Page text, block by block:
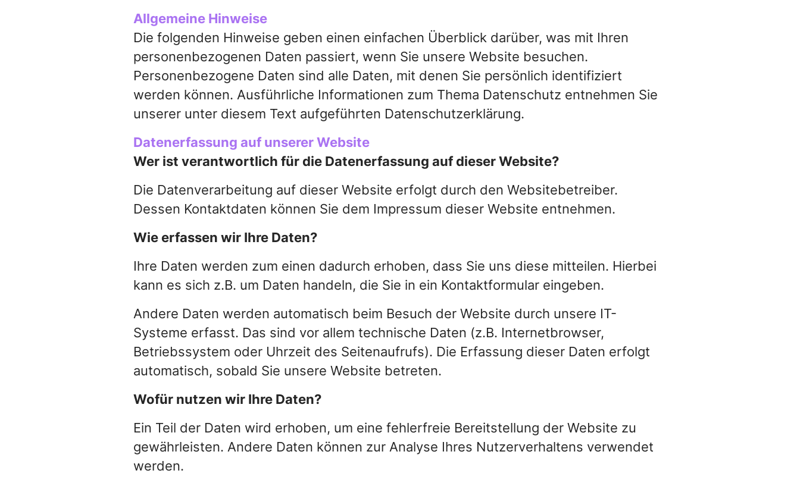
Smartere
Produktempfehlungen
Standortbasierte
Angebote mit Geo
Intuitive
Navigation
Einfaches
Merchandising
Consumer
Electronics
Newsroom
Support
Integration
Allgemeine Hinweise
Die folgenden Hinweise geben einen einfachen Überblick darüber, was mit Ihren
personenbezogenen Daten passiert, wenn Sie unsere Website besuchen.
Personenbezogene Daten sind alle Daten, mit denen Sie persönlich identifiziert
werden können. Ausführliche Informationen zum Thema Datenschutz entnehmen Sie
unserer unter diesem Text aufgeführten Datenschutzerklärung.
Datenerfassung auf unserer Website
Wer ist verantwortlich für die Datenerfassung auf dieser Website?
Die Datenverarbeitung auf dieser Website erfolgt durch den Websitebetreiber.
Dessen Kontaktdaten können Sie dem Impressum dieser Website entnehmen.
Wie erfassen wir Ihre Daten?
Ihre Daten werden zum einen dadurch erhoben, dass Sie uns diese mitteilen. Hierbei
kann es sich z.B. um Daten handeln, die Sie in ein Kontaktformular eingeben.
Andere Daten werden automatisch beim Besuch der Website durch unsere IT-
Systeme erfasst. Das sind vor allem technische Daten (z.B. Internetbrowser,
Betriebssystem oder Uhrzeit des Seitenaufrufs). Die Erfassung dieser Daten erfolgt
automatisch, sobald Sie unsere Website betreten.
Wofür nutzen wir Ihre Daten?
Ein Teil der Daten wird erhoben, um eine fehlerfreie Bereitstellung der Website zu
gewährleisten. Andere Daten können zur Analyse Ihres Nutzerverhaltens verwendet
werden.